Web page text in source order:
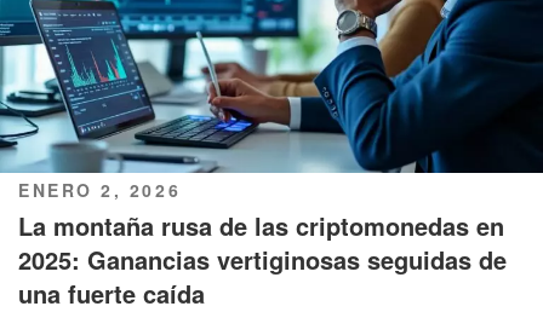
PUBLICADO
EL
ENERO 2, 2026
La montaña rusa de las criptomonedas en
2025: Ganancias vertiginosas seguidas de
una fuerte caída